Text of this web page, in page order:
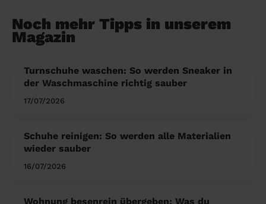
Noch mehr Tipps in unserem
Magazin
Turnschuhe waschen: So werden Sneaker in
der Waschmaschine richtig sauber
17/07/2026
Schuhe reinigen: So werden alle Materialien
wieder sauber
16/07/2026
Wohnung besenrein übergeben: Was du